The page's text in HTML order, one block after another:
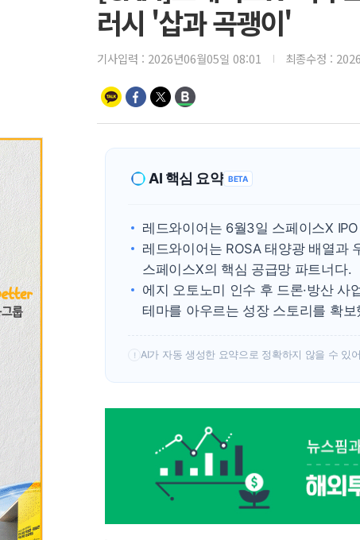
러시 '삽과 곡괭이'
기사입력 : 2026년06월05일 08:01 최종수정 :
AI 핵심 요약 BETA
레드와이어는 6월3일 스페이스X
레드와이어는 ROSA 태양광 배열과
스페이스X의 핵심 공급망 파트너다.
에지 오토노미 인수 후 드론·방산 사
테마를 아우르는 성장 스토리를 확보
! AI가 자동 생성한 요약으로 정확하지 않을 수 있